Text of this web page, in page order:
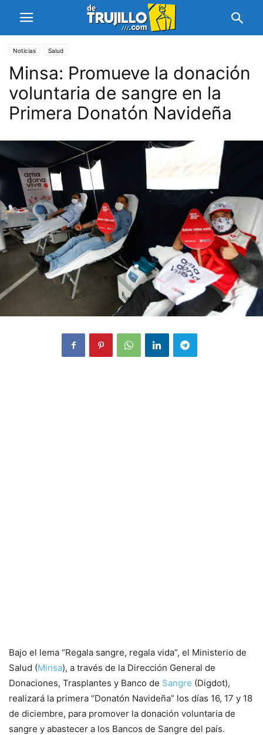
Noticias Salud
Minsa: Promueve la donación
voluntaria de sangre en la
Primera Donatón Navideña
Bajo el lema “Regala sangre, regala vida”, el Ministerio de
Salud (Minsa), a través de la Dirección General de
Donaciones, Trasplantes y Banco de Sangre (Digdot),
realizará la primera “Donatón Navideña” los días 16, 17 y 18
de diciembre, para promover la donación voluntaria de
sangre y abastecer a los Bancos de Sangre del país.